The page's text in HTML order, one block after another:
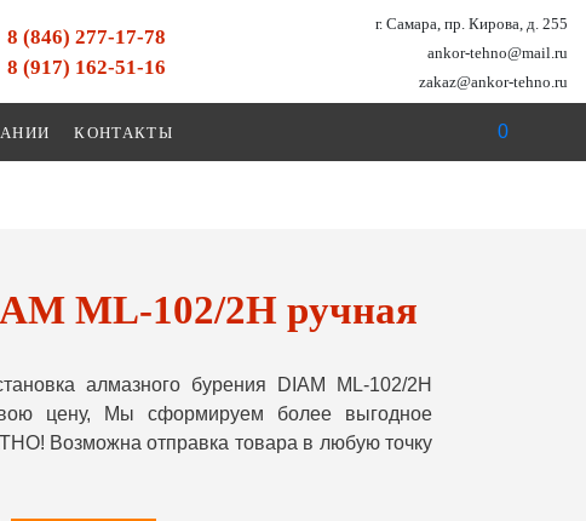
8 (846) 277-17-78
8 (917) 162-51-16
г. Самара, пр. Кирова, д. 255
ankor-tehno@mail.ru
zakaz@ankor-tehno.ru
КОНТАКТЫ 0
ML-102/2H ручная
алмазного бурения DIAM ML-102/2H
цену, Мы сформируем более выгодное
Возможна отправка товара в любую точку